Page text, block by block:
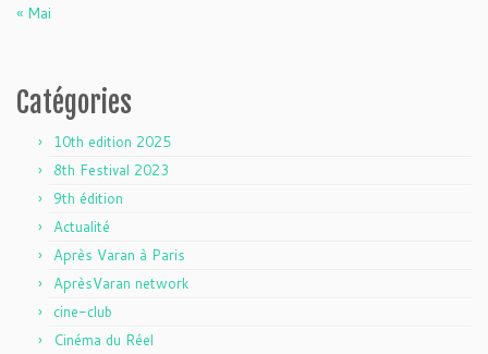
« Mai
Catégories
10th edition 2025
8th Festival 2023
9th édition
Actualité
Après Varan à Paris
AprèsVaran network
cine-club
Cinéma du Réel